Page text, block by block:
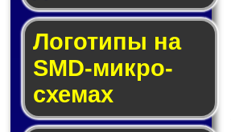
Логотипы на
SMD-мик­ро­
схе­мах